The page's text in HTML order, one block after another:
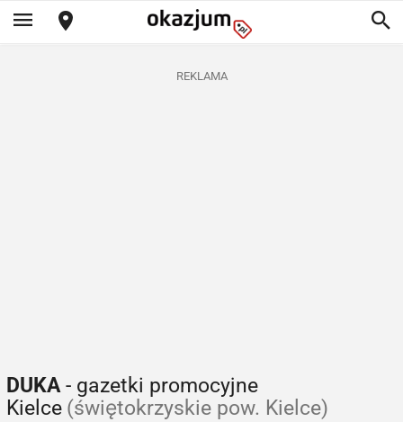
REKLAMA
DUKA- gazetki promocyjne
Kielce (świętokrzyskie pow. Kielce)